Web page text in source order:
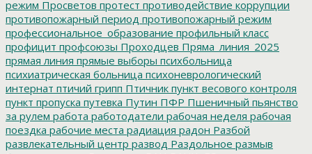
режим Просветов протест противодействие коррупции
противопожарный период противопожарный режим
профессиональное_образование профильный класс
профицит профсоюзы Проходцев Пряма_линия_2025
прямая линия прямые выборы психбольница
психиатрическая больница психоневрологический
интернат птичий грипп Птичник пункт весового контроля
пункт пропуска путевка Путин ПФР Пшеничный пьянство
за рулем работа работодатели рабочая неделя рабочая
поездка рабочие места радиация радон Разбой
развлекательный центр развод Раздольное размыв